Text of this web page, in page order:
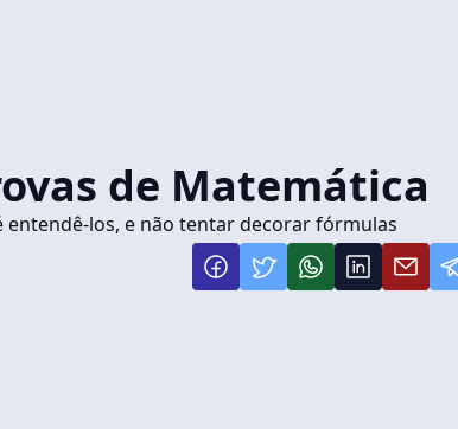
de Matemática
los, e não tentar decorar fórmulas